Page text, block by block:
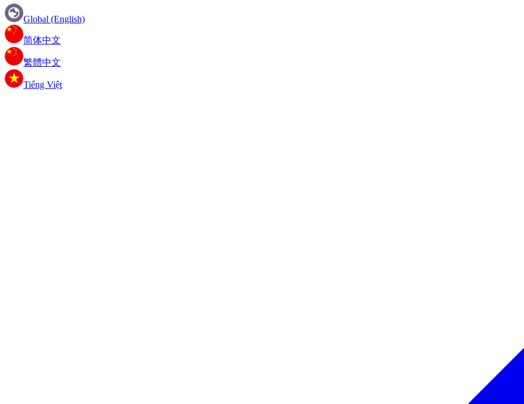
Global (English)
简体中文
繁體中文
Tiếng Việt